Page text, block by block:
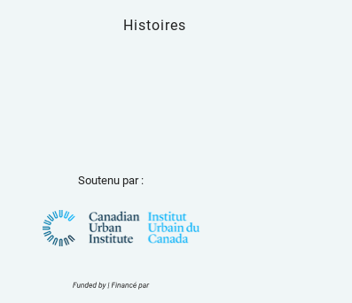
Histoires
Soutenu par :